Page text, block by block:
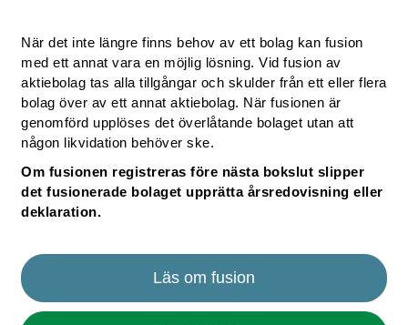
När det inte längre finns behov av ett bolag kan fusion
med ett annat vara en möjlig lösning. Vid fusion av
aktiebolag tas alla tillgångar och skulder från ett eller flera
bolag över av ett annat aktiebolag. När fusionen är
genomförd upplöses det överlåtande bolaget utan att
någon likvidation behöver ske.
Om fusionen registreras före nästa bokslut slipper
det fusionerade bolaget upprätta årsredovisning eller
deklaration.
Läs om fusion